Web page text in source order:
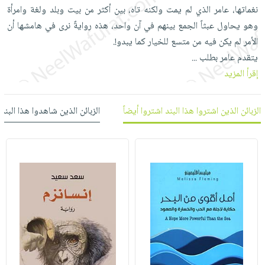
العناية
بالأسنان
الحمية
والتغذية
أدوات
المائدة
الأوعية
والتخزين
الأكثر
مبيعاً
العودة
للمدارس
اكسسوارات
كتب
اكسسوارات
منزلية
ملابس
مطرزات
حقائب
حلي
عناية
بالذات
شحن
مجاني
بنود
مختارة
اشتراكات
كل
الاشتراكات
صندوق
القراءة
iKitab
حدود
بحث
متقدم
عن
الشركة
سياسة
الشركة
حسابك
لائحة
الأمنيات
نغماتها، عامر الذي لم يمت ولكنه تاه، بين أكثر من بيت وبلد ولغة وامرأة
وهو يحاول عبثاً الجمع بينهم في آن واحد، هذه روايةٌ نرى في هامشها أن
الأمر لم يكن فيه من متسع للخيار كما يبدو!.
يتقدم عامر بطلب...
إقرأ المزيد
الزبائن الذين اشتروا هذا البند اشتروا أيضاً الزبائن الذين شاهدوا هذا